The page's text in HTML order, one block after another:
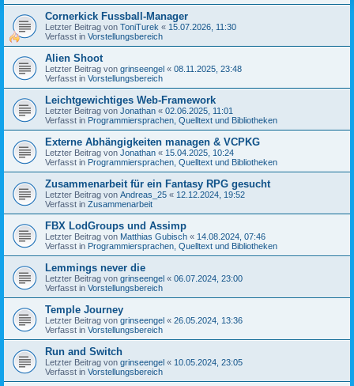
Cornerkick Fussball-Manager
Letzter Beitrag von ToniTurek « 15.07.2026, 11:30
Verfasst in Vorstellungsbereich
Alien Shoot
Letzter Beitrag von grinseengel « 08.11.2025, 23:48
Verfasst in Vorstellungsbereich
Leichtgewichtiges Web-Framework
Letzter Beitrag von Jonathan « 02.06.2025, 11:01
Verfasst in Programmiersprachen, Quelltext und Bibliotheken
Externe Abhängigkeiten managen & VCPKG
Letzter Beitrag von Jonathan « 15.04.2025, 10:24
Verfasst in Programmiersprachen, Quelltext und Bibliotheken
Zusammenarbeit für ein Fantasy RPG gesucht
Letzter Beitrag von Andreas_25 « 12.12.2024, 19:52
Verfasst in Zusammenarbeit
FBX LodGroups und Assimp
Letzter Beitrag von Matthias Gubisch « 14.08.2024, 07:46
Verfasst in Programmiersprachen, Quelltext und Bibliotheken
Lemmings never die
Letzter Beitrag von grinseengel « 06.07.2024, 23:00
Verfasst in Vorstellungsbereich
Temple Journey
Letzter Beitrag von grinseengel « 26.05.2024, 13:36
Verfasst in Vorstellungsbereich
Run and Switch
Letzter Beitrag von grinseengel « 10.05.2024, 23:05
Verfasst in Vorstellungsbereich